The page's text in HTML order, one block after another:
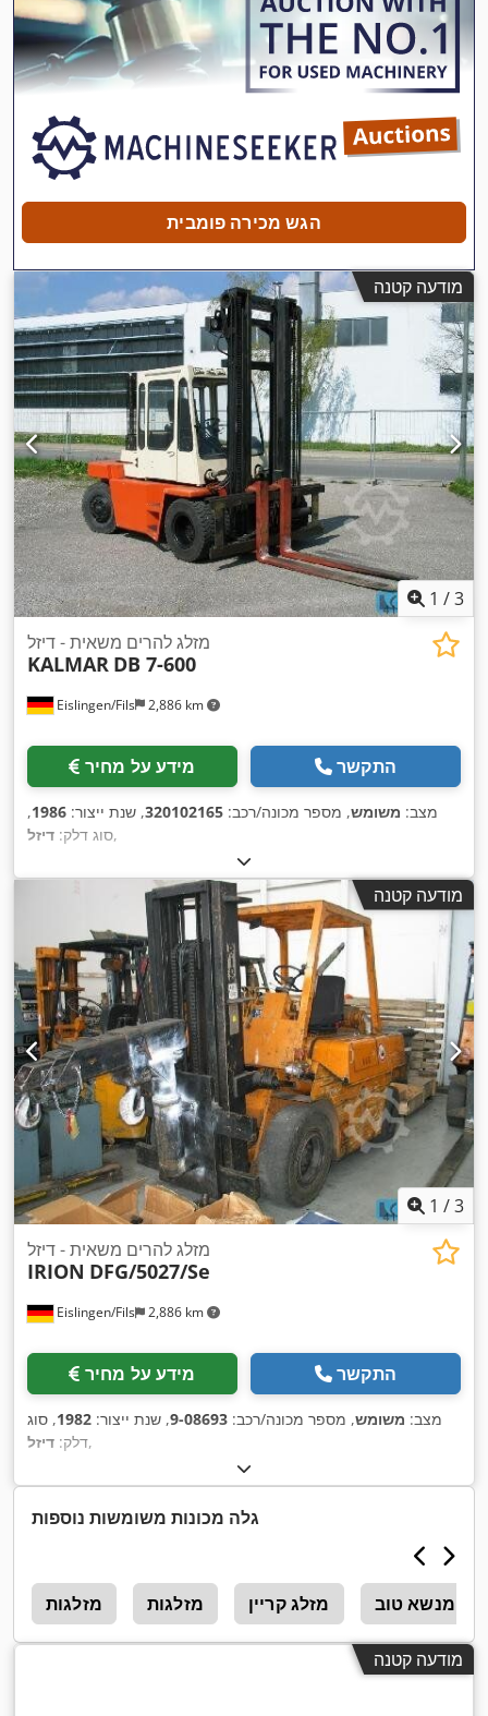
הגש מכירה פומבית
מודעה קטנה
1 /3
Eislingen/Fils 2,886 km
מזלג להרים משאית - דיזל
KALMAR DB 7-600
מידע על מחיר התקשר
מצב: משומש, מספר מכונה/רכב: 320102165, שנת ייצור: 1986
,
סוג דלק: דיזל ,
מודעה קטנה
1 /3
Eislingen/Fils 2,886 km
מזלג להרים משאית - דיזל
IRION DFG/5027/Se
מידע על מחיר התקשר
מצב: משומש, מספר מכונה/רכב: 9-08693, שנת ייצור: 1982, סוג
דלק: דיזל ,
גלה מכונות משומשות נוספות
מזלגות מזלגות מזלג קריין
מודעה קטנה